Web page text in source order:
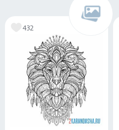
432